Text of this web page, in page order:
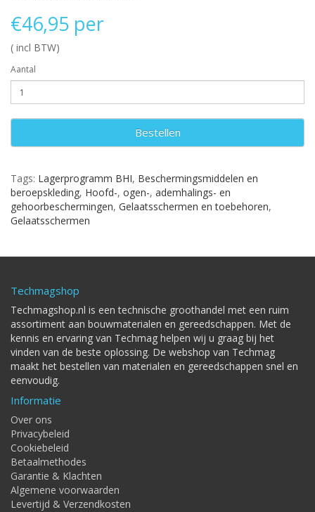
€46,95 per
( incl BTW)
Aantal
Bestellen
Tags: Lagerprogramm BHI, Beschermingsmiddelen en
beroepskleding, Hoofd-, ogen-, ademhalings- en
gehoorbeschermingen, Gelaatsschermen en toebehoren,
Gelaatsschermen
Techmagshop
Techmagshop.nl is een technische groothandel met een ruim
assortiment aan bouwmaterialen en gereedschappen. Met de
kennis en ervaring van Techmag helpen wij u graag bij het
vinden van de beste oplossing. De webshop van Techmag
maakt het bestellen van materialen en gereedschappen snel en
eenvoudig.
Informatie
Over ons
Privacybeleid
Cookiebeleid
Betaalmethodes
Garantie & Klachten
Algemene voorwaarden
Levertijd & Verzendkosten